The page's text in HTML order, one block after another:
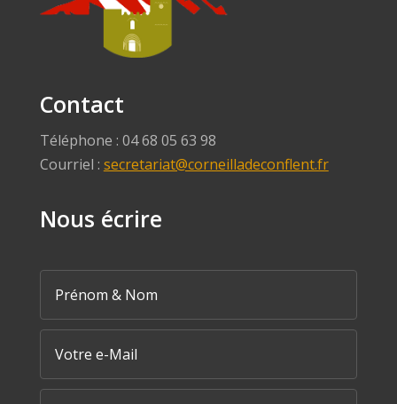
Contact
Téléphone : 04 68 05 63 98
Courriel : secretariat@corneilladeconflent.fr
Nous écrire